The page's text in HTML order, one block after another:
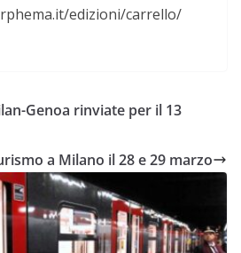
edizioni/carrello/
Genoa rinviate per il 13
a Milano il 28 e 29 marzo